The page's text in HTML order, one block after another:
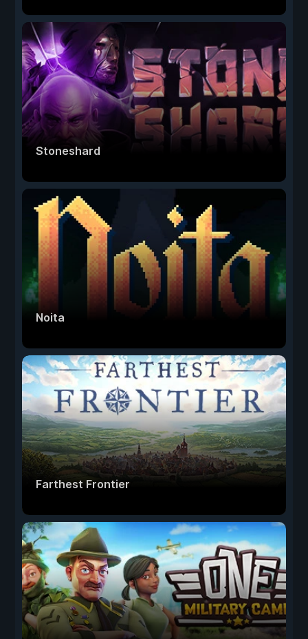
Stoneshard
Noita
Farthest Frontier